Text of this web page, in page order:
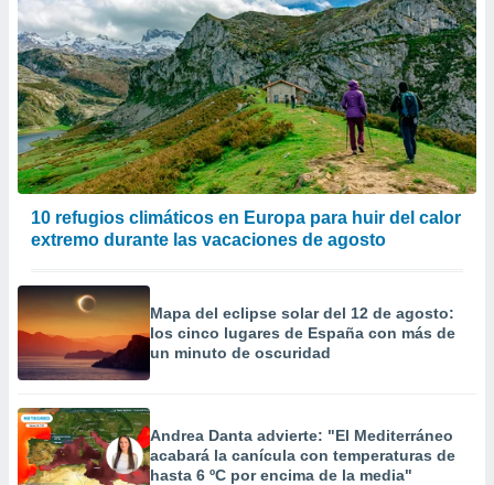
10 refugios climáticos en Europa para huir del calor
extremo durante las vacaciones de agosto
Mapa del eclipse solar del 12 de agosto:
los cinco lugares de España con más de
un minuto de oscuridad
Andrea Danta advierte: "El Mediterráneo
acabará la canícula con temperaturas de
hasta 6 ºC por encima de la media"